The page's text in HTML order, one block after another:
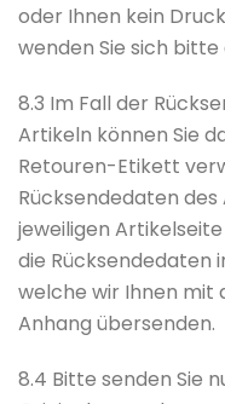
oder Ihnen kein
wenden Sie sich
8.3 Im Fall der
Artikeln können Sie
Retouren-Etikett
Rücksendedaten
jeweiligen
die Rücksendedaten
welche wir Ihnen mit
Anhang übersenden.
8.4 Bitte senden Sie